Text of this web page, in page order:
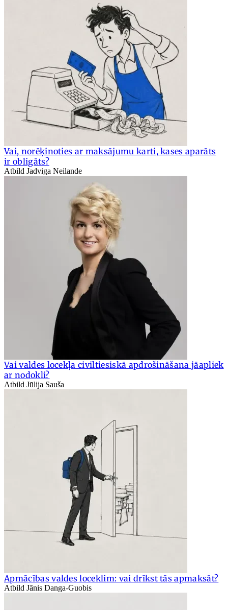
Vai, norēķinoties ar maksājumu karti, kases aparāts
ir obligāts?
Atbild Jadviga Neilande
Vai valdes locekļa civiltiesiskā apdrošināšana jāapliek
ar nodokli?
Atbild Jūlija Sauša
Apmācības valdes loceklim: vai drīkst tās apmaksāt?
Atbild Jānis Danga-Guobis